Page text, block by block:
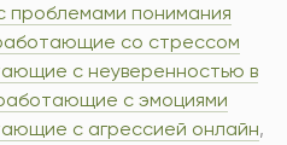
проблемами понимания
со стрессом
с неуверенностью в
с эмоциями
с агрессией онлайн,